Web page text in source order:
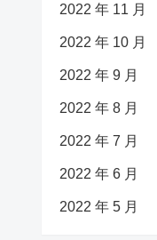
2022 年 11 月
2022 年 10 月
2022 年 9 月
2022 年 8 月
2022 年 7 月
2022 年 6 月
2022 年 5 月